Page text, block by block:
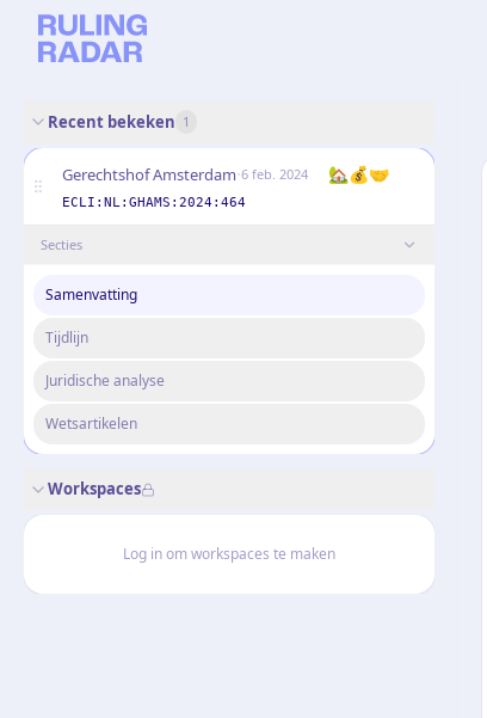
Recent bekeken 1
Gerechtshof Amsterdam·6 feb. 2024 🏡💰🤝
ECLI:NL:GHAMS:2024:464
Secties
Samenvatting
Tijdlijn
Juridische analyse
Wetsartikelen
Workspaces
Log in om workspaces te maken